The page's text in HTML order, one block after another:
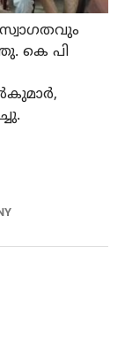
സ്വാഗതവും
കെ പി